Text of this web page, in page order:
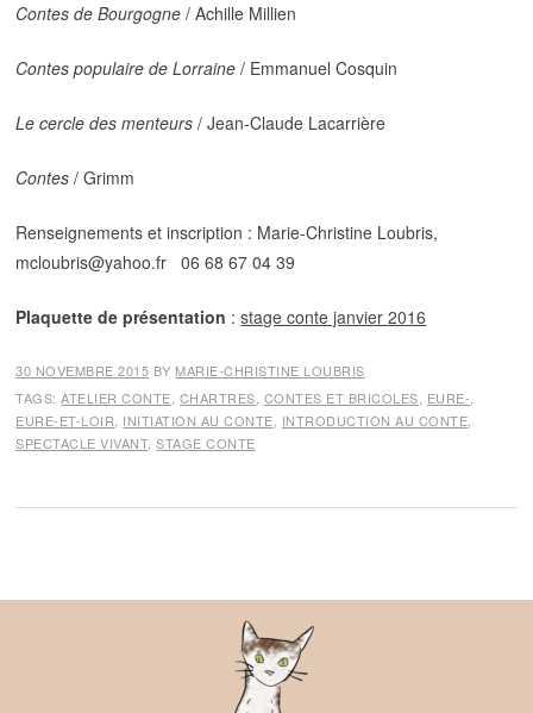
Contes de Bourgogne / Achille Millien
Contes populaire de Lorraine / Emmanuel Cosquin
Le cercle des menteurs / Jean-Claude Lacarrière
Contes / Grimm
Renseignements et inscription : Marie-Christine Loubris,
mcloubris@yahoo.fr 06 68 67 04 39
Plaquette de présentation :stage conte janvier 2016
30 NOVEMBRE 2015 BY MARIE-CHRISTINE LOUBRIS
TAGS:ATELIER CONTE CHARTRES CONTES ET BRICOLES EURE-
EURE-ET-LOIR INITIATION AU CONTE INTRODUCTION AU CONTE
SPECTACLE VIVANT,STAGE CONTE